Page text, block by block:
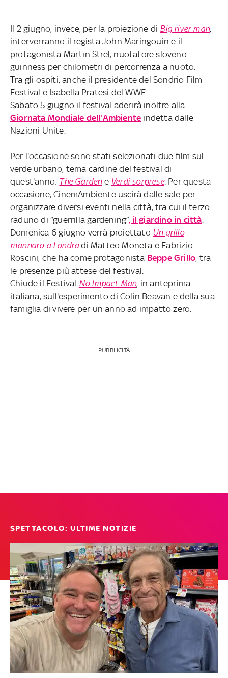
Il 2 giugno, invece, per la proiezione di Big river man,
interverranno il regista John Maringouin e il
protagonista Martin Strel, nuotatore sloveno
guinness per chilometri di percorrenza a nuoto.
Tra gli ospiti, anche il presidente del Sondrio Film
Festival e Isabella Pratesi del WWF.
Sabato 5 giugno il festival aderirà inoltre alla
Giornata Mondiale dell'Ambiente indetta dalle
Nazioni Unite.
Per l'occasione sono stati selezionati due film sul
verde urbano, tema cardine del festival di
quest'anno: The Gardene Verdi sorprese. Per questa
occasione, CinemAmbiente uscirà dalle sale per
organizzare diversi eventi nella città, tra cui il terzo
raduno di “guerrilla gardening”, il giardino in città.
Domenica 6 giugno verrà proiettato Un grillo
mannaro a Londradi Matteo Moneta e Fabrizio
Roscini, che ha come protagonista Beppe Grillo, tra
le presenze più attese del festival.
Chiude il Festival No Impact Man, in anteprima
italiana, sull'esperimento di Colin Beavan e della sua
famiglia di vivere per un anno ad impatto zero.
PUBBLICITÀ
SPETTACOLO: ULTIME NOTIZIE